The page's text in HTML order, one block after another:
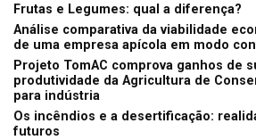
Frutas e Legumes: qual a diferença?
Análise comparativa da viabilidade
de uma empresa apícola em modo
Projeto TomAC comprova ganhos de
produtividade da Agricultura de
para indústria
Os incêndios e a desertificação:
futuros